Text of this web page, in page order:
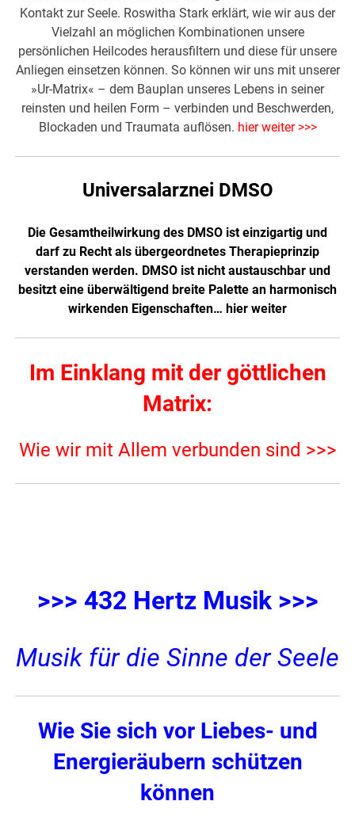
Kontakt zur Seele. Roswitha Stark erklärt, wie wir aus der
Vielzahl an möglichen Kombinationen unsere
persönlichen Heilcodes herausfiltern und diese für unsere
Anliegen einsetzen können. So können wir uns mit unserer
»Ur-Matrix« – dem Bauplan unseres Lebens in seiner
reinsten und heilen Form – verbinden und Beschwerden,
Blockaden und Traumata auflösen. hier weiter >>>
Universalarznei DMSO
Die Gesamtheilwirkung des DMSO ist einzigartig und
darf zu Recht als übergeordnetes Therapieprinzip
verstanden werden. DMSO ist nicht austauschbar und
besitzt eine überwältigend breite Palette an harmonisch
wirkenden Eigenschaften… hier weiter
Im Einklang mit der göttlichen
Matrix:
Wie wir mit Allem verbunden sind >>>
>>> 432 Hertz Musik >>>
Musik für die Sinne der Seele
Wie Sie sich vor Liebes- und
Energieräubern schützen
können